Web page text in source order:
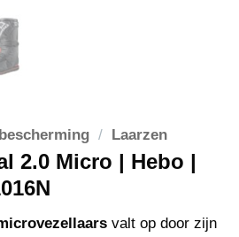
/ Laarzen
2.0 Micro | Hebo |
valt op door zijn